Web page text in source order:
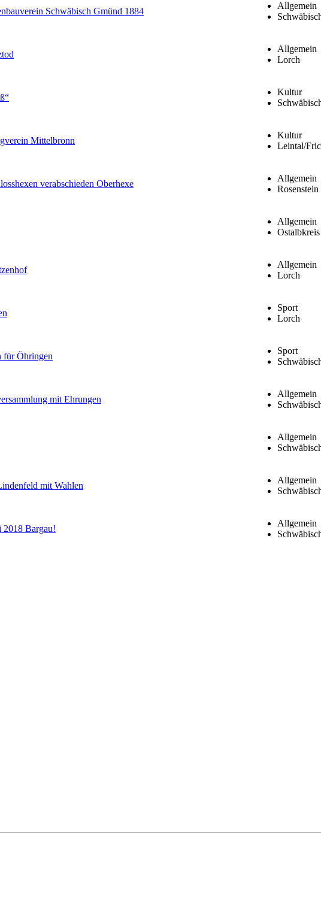
Schwäbisch Gmünd 1884
Allgemein
Allgemein
Lorch
Kultur
Mittelbronn
Kultur
Leintal/
verabschieden Oberhexe
Allgemein
Rosenstein
Allgemein
Ostalbkreis
Allgemein
Lorch
Sport
Lorch
für Öhringen
Sport
mit Ehrungen
Allgemein
Allgemein
mit Wahlen
Allgemein
2018 Bargau!
Allgemein